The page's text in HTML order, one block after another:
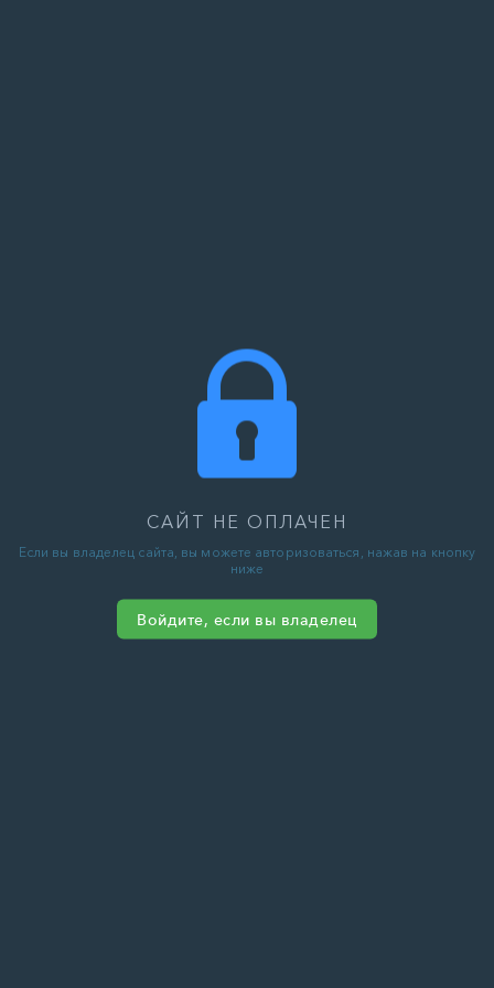
САЙТ НЕ ОПЛАЧЕН
Если вы владелец сайта, вы можете авторизоваться, нажав на кнопку
ниже
Войдите, если вы владелец